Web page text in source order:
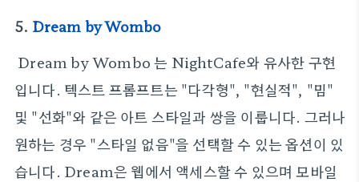
5. Dream by Wombo
Dream by Wombo 는 NightCafe와 유사한 구현
입니다. 텍스트 프롬프트는 "다각형", "현실적", "밈"
및 "선화"와 같은 아트 스타일과 쌍을 이룹니다. 그러나
원하는 경우 "스타일 없음"을 선택할 수 있는 옵션이 있
습니다. Dream은 웹에서 액세스할 수 있으며 모바일